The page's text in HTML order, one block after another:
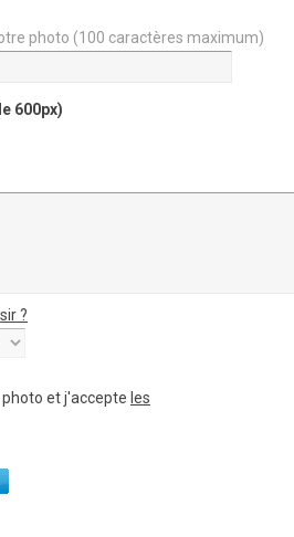
photo (100 caractères maximum)
600px)
?
et j'accepte les